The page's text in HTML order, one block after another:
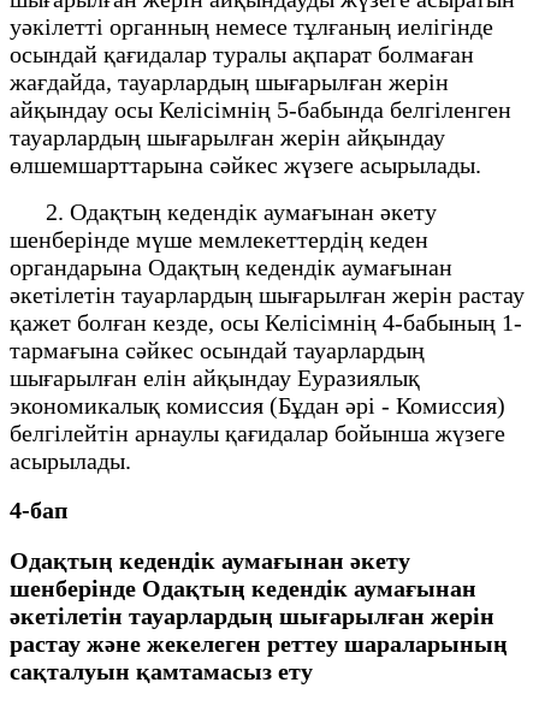
уәкілетті органның немесе тұлғаның иелігінде
осындай қағидалар туралы ақпарат болмаған
жағдайда, тауарлардың шығарылған жерін
айқындау осы Келісімнің 5-бабында белгіленген
тауарлардың шығарылған жерін айқындау
өлшемшарттарына сәйкес жүзеге асырылады.
2. Одақтың кедендік аумағынан әкету
шенберінде мүше мемлекеттердің кеден
органдарына Одақтың кедендік аумағынан
әкетілетін тауарлардың шығарылған жерін растау
қажет болған кезде, осы Келісімнің 4-бабының 1-
тармағына сәйкес осындай тауарлардың
шығарылған елін айқындау Еуразиялық
экономикалық комиссия (Бұдан әрі - Комиссия)
белгілейтін арнаулы қағидалар бойынша жүзеге
асырылады.
4-бап
Одақтың кедендік аумағынан әкету
шенберінде Одақтың кедендік аумағынан
әкетілетін тауарлардың шығарылған жерін
растау және жекелеген реттеу шараларының
сақталуын қамтамасыз ету